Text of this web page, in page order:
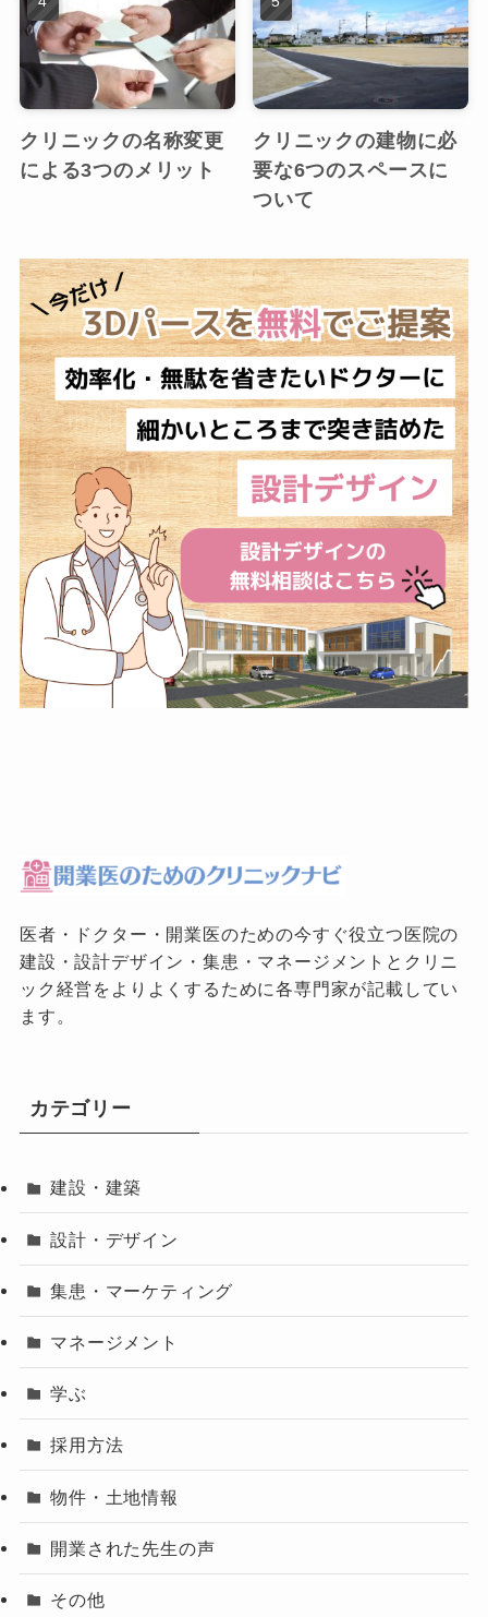
クリニックの名称変更
による3つのメリット
クリニックの建物に必
要な6つのスペースに
ついて
医者・ドクター・開業医のための今すぐ役立つ医院の
建設・設計デザイン・集患・マネージメントとクリニ
ック経営をよりよくするために各専門家が記載してい
ます。
カテゴリー
建設・建築
設計・デザイン
集患・マーケティング
マネージメント
学ぶ
採用方法
物件・土地情報
開業された先生の声
その他